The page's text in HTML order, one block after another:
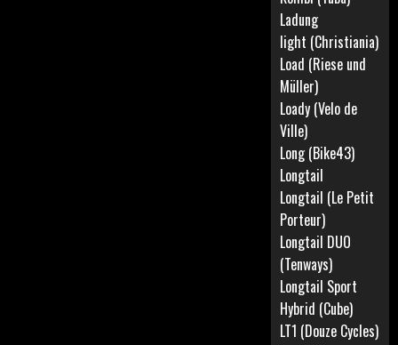
Ladung
light (Christiania)
Load (Riese und
Müller)
Loady (Velo de
Ville)
Long (Bike43)
Longtail
Longtail (Le Petit
Porteur)
Longtail DUO
(Tenways)
Longtail Sport
Hybrid (Cube)
LT1 (Douze Cycles)